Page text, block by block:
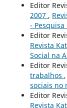
Editor
2007 ,
- Pesquisa
Editor
Revista
Social na
Editor
trabalhos ,
sociais no
Editor
Revista